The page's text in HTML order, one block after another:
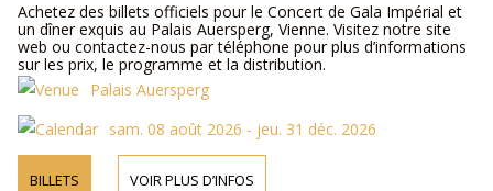
Achetez des billets officiels pour le Concert de Gala Impérial et
un dîner exquis au Palais Auersperg, Vienne. Visitez notre site
web ou contactez-nous par téléphone pour plus d’informations
sur les prix, le programme et la distribution.
Palais Auersperg
sam. 08 août 2026 - jeu. 31 déc. 2026
BILLETS VOIR PLUS D’INFOS